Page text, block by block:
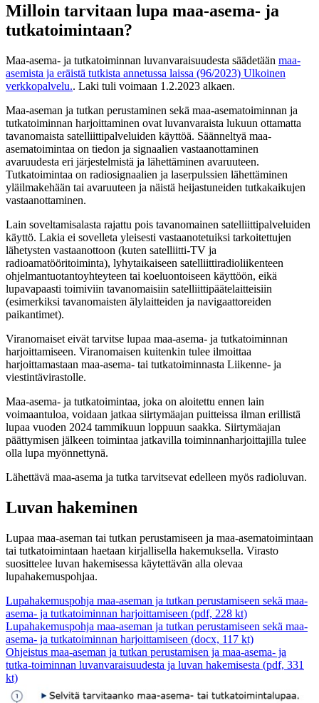
Milloin tarvitaan lupa maa-asema- ja
tutkatoimintaan?
Maa-asema- ja tutkatoiminnan luvanvaraisuudesta säädetään maa-
asemista ja eräistä tutkista annetussa laissa (96/2023) Ulkoinen
verkkopalvelu.. Laki tuli voimaan 1.2.2023 alkaen.
Maa-aseman ja tutkan perustaminen sekä maa-asematoiminnan ja
tutkatoiminnan harjoittaminen ovat luvanvaraista lukuun ottamatta
tavanomaista satelliittipalveluiden käyttöä. Säänneltyä maa-
asematoimintaa on tiedon ja signaalien vastaanottaminen
avaruudesta eri järjestelmistä ja lähettäminen avaruuteen.
Tutkatoimintaa on radiosignaalien ja laserpulssien lähettäminen
yläilmakehään tai avaruuteen ja näistä heijastuneiden tutkakaikujen
vastaanottaminen.
Lain soveltamisalasta rajattu pois tavanomainen satelliittipalveluiden
käyttö. Lakia ei sovelleta yleisesti vastaanotetuiksi tarkoitettujen
lähetysten vastaanottoon (kuten satelliitti-TV ja
radioamatööritoiminta), lyhytaikaiseen satelliittiradioliikenteen
ohjelmantuotantoyhteyteen tai koeluontoiseen käyttöön, eikä
lupavapaasti toimiviin tavanomaisiin satelliittipäätelaitteisiin
(esimerkiksi tavanomaisten älylaitteiden ja navigaattoreiden
paikantimet).
Viranomaiset eivät tarvitse lupaa maa-asema- ja tutkatoiminnan
harjoittamiseen. Viranomaisen kuitenkin tulee ilmoittaa
harjoittamastaan maa-asema- tai tutkatoiminnasta Liikenne- ja
viestintävirastolle.
Maa-asema- ja tutkatoimintaa, joka on aloitettu ennen lain
voimaantuloa, voidaan jatkaa siirtymäajan puitteissa ilman erillistä
lupaa vuoden 2024 tammikuun loppuun saakka. Siirtymäajan
päättymisen jälkeen toimintaa jatkavilla toiminnanharjoittajilla tulee
olla lupa myönnettynä.
Lähettävä maa-asema ja tutka tarvitsevat edelleen myös radioluvan.
Luvan hakeminen
Lupaa maa-aseman tai tutkan perustamiseen ja maa-asematoimintaan
tai tutkatoimintaan haetaan kirjallisella hakemuksella. Virasto
suosittelee luvan hakemisessa käytettävän alla olevaa
lupahakemuspohjaa.
Lupahakemuspohja maa-aseman ja tutkan perustamiseen sekä maa-
asema- ja tutkatoiminnan harjoittamiseen (pdf, 228 kt)
Lupahakemuspohja maa-aseman ja tutkan perustamiseen sekä maa-
asema- ja tutkatoiminnan harjoittamiseen (docx, 117 kt)
Ohjeistus maa-aseman ja tutkan perustamisen ja maa-asema- ja
tutka-toiminnan luvanvaraisuudesta ja luvan hakemisesta (pdf, 331
kt)